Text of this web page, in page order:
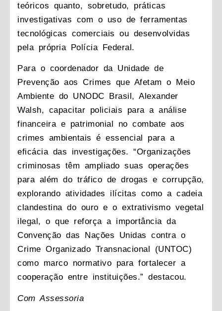
teóricos quanto, sobretudo, práticas
investigativas com o uso de ferramentas
tecnológicas comerciais ou desenvolvidas
pela própria Polícia Federal.
Para o coordenador da Unidade de
Prevenção aos Crimes que Afetam o Meio
Ambiente do UNODC Brasil, Alexander
Walsh, capacitar policiais para a análise
financeira e patrimonial no combate aos
crimes ambientais é essencial para a
eficácia das investigações. “Organizações
criminosas têm ampliado suas operações
para além do tráfico de drogas e corrupção,
explorando atividades ilícitas como a cadeia
clandestina do ouro e o extrativismo vegetal
ilegal, o que reforça a importância da
Convenção das Nações Unidas contra o
Crime Organizado Transnacional (UNTOC)
como marco normativo para fortalecer a
cooperação entre instituições.” destacou.
Com Assessoria